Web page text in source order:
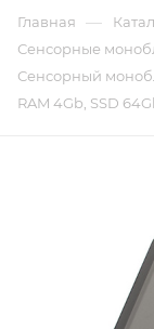
Главная —
Сенсорные
Сенсорный
RAM 4Gb, SSD